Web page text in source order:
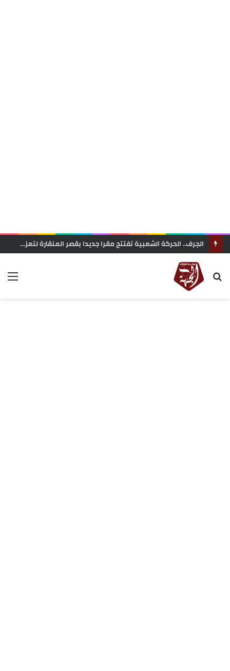
زاكورة: جمعية الفيلم الوثائقي تحتج على إقصاء ملفها من دعم المهرجانات السينمائية